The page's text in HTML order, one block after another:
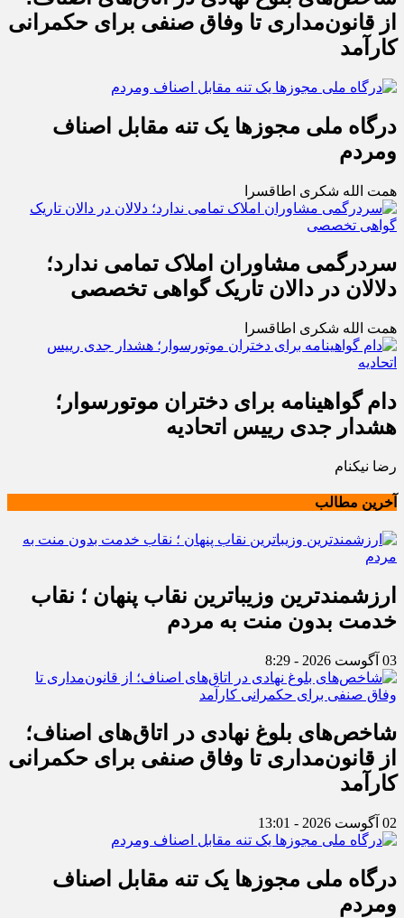
از قانون‌مداری تا وفاق صنفی برای حکمرانی
کارآمد
درگاه ملی مجوزها یک تنه مقابل اصناف
ومردم
همت الله شکری اطاقسرا
سردرگمی مشاوران املاک تمامی ندارد؛
دلالان در دالان تاریک گواهی تخصصی
همت الله شکری اطاقسرا
دام گواهینامه برای دختران موتورسوار؛
هشدار جدی رییس اتحادیه
رضا نیکنام
آخرین مطالب
ارزشمندترین وزیباترین نقاب پنهان ؛ نقاب
خدمت بدون منت به مردم
03 آگوست 2026 - 8:29
شاخص‌های بلوغ نهادی در اتاق‌های اصناف؛
از قانون‌مداری تا وفاق صنفی برای حکمرانی
کارآمد
02 آگوست 2026 - 13:01
درگاه ملی مجوزها یک تنه مقابل اصناف
ومردم